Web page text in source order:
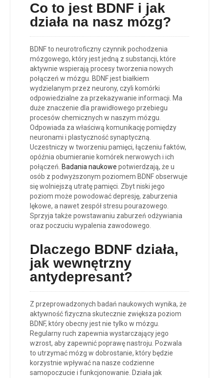
Co to jest BDNF i jak
działa na nasz mózg?
BDNF to neurotroficzny czynnik pochodzenia
mózgowego, który jest jedną z substancji, które
aktywnie wspierają procesy tworzenia nowych
połączeń w mózgu. BDNF jest białkiem
wydzielanym przez neurony, czyli komórki
odpowiedzialne za przekazywanie informacji. Ma
duże znaczenie dla prawidłowego przebiegu
procesów chemicznych w naszym mózgu.
Odpowiada za właściwą komunikację pomiędzy
neuronami i plastyczność synaptyczną.
Uczestniczy w tworzeniu pamięci, łączeniu faktów,
opóźnia obumieranie komórek nerwowych i ich
połączeń. Badania naukowe potwierdzają, że u
osób z podwyższonym poziomem BDNF obserwuje
się wolniejszą utratę pamięci. Zbyt niski jego
poziom może powodować depresję, zaburzenia
lękowe, a nawet zespół stresu pourazowego.
Sprzyja także powstawaniu zaburzeń odżywiania
oraz poczuciu wypalenia zawodowego.
Dlaczego BDNF działa,
jak wewnętrzny
antydepresant?
Z przeprowadzonych badań naukowych wynika, że
aktywność fizyczna skutecznie zwiększa poziom
BDNF, który obecny jest nie tylko w mózgu.
Regularny ruch zapewnia wystarczający jego
wzrost, aby zapewnić poprawę nastroju. Pozwala
to utrzymać mózg w dobrostanie, który będzie
korzystnie wpływać na nasze codzienne
samopoczucie i funkcjonowanie. Działa jak